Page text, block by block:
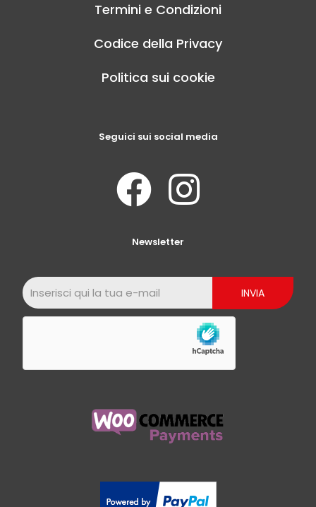
Termini e Condizioni
Codice della Privacy
Politica sui cookie
Seguici sui social media
Newsletter